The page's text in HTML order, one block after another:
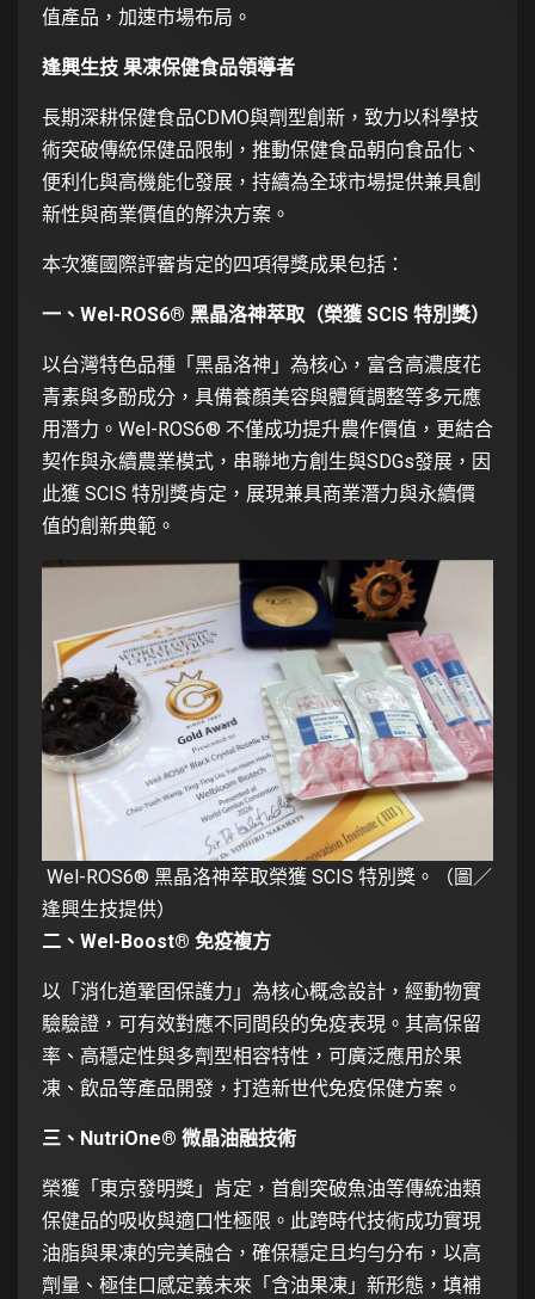
值產品，加速市場布局。
逢興生技 果凍保健食品領導者
長期深耕保健食品CDMO與劑型創新，致力以科學技
術突破傳統保健品限制，推動保健食品朝向食品化、
便利化與高機能化發展，持續為全球市場提供兼具創
新性與商業價值的解決方案。
本次獲國際評審肯定的四項得獎成果包括：
一、Wel-ROS6® 黑晶洛神萃取（榮獲 SCIS 特別獎）
以台灣特色品種「黑晶洛神」為核心，富含高濃度花
青素與多酚成分，具備養顏美容與體質調整等多元應
用潛力。Wel-ROS6® 不僅成功提升農作價值，更結合
契作與永續農業模式，串聯地方創生與SDGs發展，因
此獲 SCIS 特別獎肯定，展現兼具商業潛力與永續價
值的創新典範。
Wel-ROS6® 黑晶洛神萃取榮獲 SCIS 特別獎。（圖／
逢興生技提供）
二、Wel-Boost® 免疫複方
以「消化道鞏固保護力」為核心概念設計，經動物實
驗驗證，可有效對應不同間段的免疫表現。其高保留
率、高穩定性與多劑型相容特性，可廣泛應用於果
凍、飲品等產品開發，打造新世代免疫保健方案。
三、NutriOne® 微晶油融技術
榮獲「東京發明獎」肯定，首創突破魚油等傳統油類
保健品的吸收與適口性極限。此跨時代技術成功實現
油脂與果凍的完美融合，確保穩定且均勻分布，以高
劑量、極佳口感定義未來「含油果凍」新形態，填補